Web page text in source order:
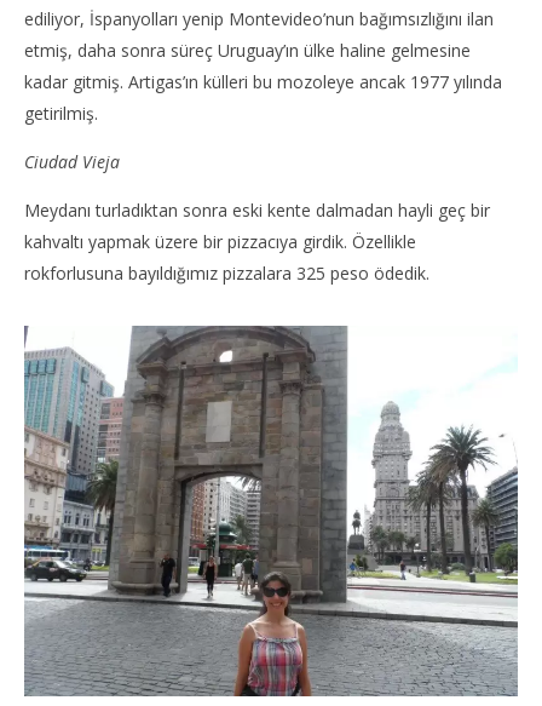
ediliyor, İspanyolları yenip Montevideo’nun bağımsızlığını ilan
etmiş, daha sonra süreç Uruguay’ın ülke haline gelmesine
kadar gitmiş. Artigas’ın külleri bu mozoleye ancak 1977 yılında
getirilmiş.
Ciudad Vieja
Meydanı turladıktan sonra eski kente dalmadan hayli geç bir
kahvaltı yapmak üzere bir pizzacıya girdik. Özellikle
rokforlusuna bayıldığımız pizzalara 325 peso ödedik.